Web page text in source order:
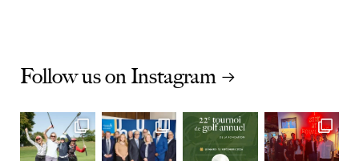
Follow us on Instagram